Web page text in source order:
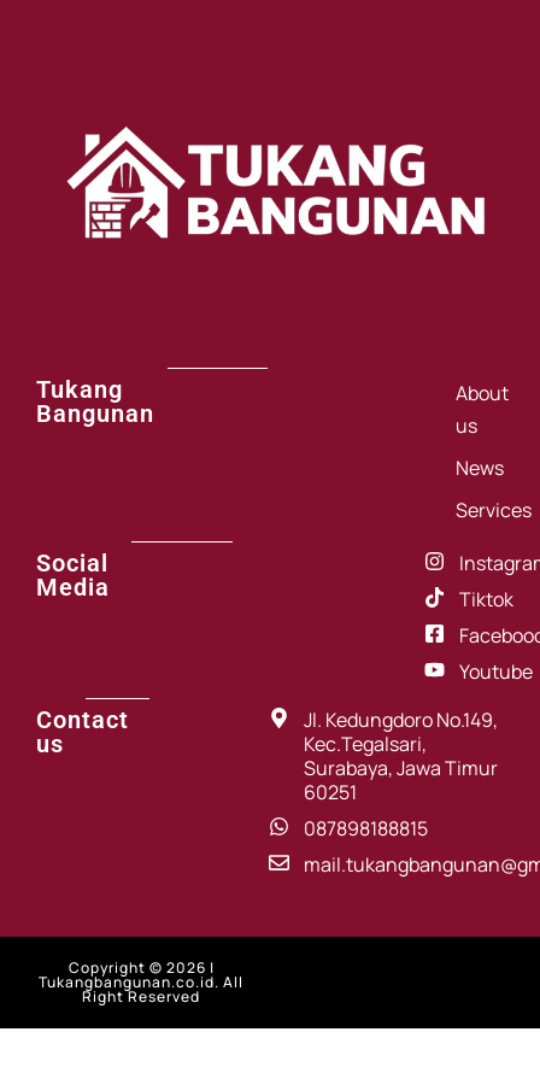
Tukang
Bangunan
About
us
News
Services
Social
Media
Tiktok
Youtube
Contact
us
Jl. Kedungdoro No.149,
Kec.Tegalsari,
Surabaya, Jawa Timur
60251
087898188815
Copyright © 2026 |
Tukangbangunan.co.id. All
Right Reserved